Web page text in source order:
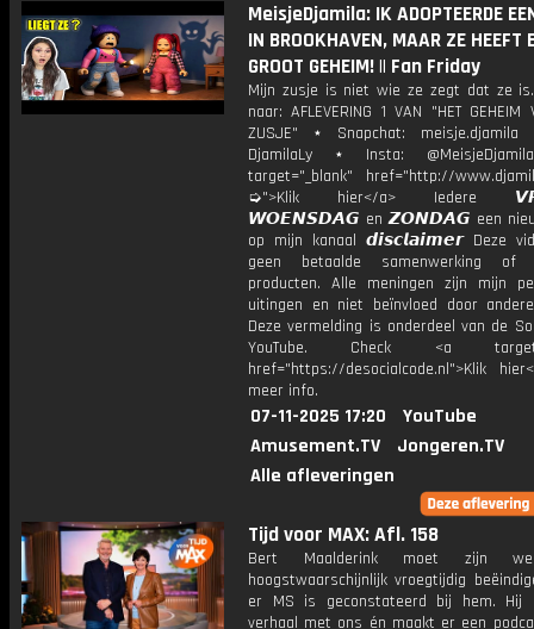
MeisjeDjamila: IK ADOPTEERDE
IN BROOKHAVEN, MAAR ZE HEEFT
GROOT GEHEIM! || Fan Friday
Mijn zusje is niet wie ze zegt dat ze
naar: AFLEVERING 1 VAN "HET GEHEIM
ZUSJE" ⋆ Snapchat: meisje.djamila
DjamilaLy ⋆ Insta:
target="_blank" href="http://
➭">Klik hier</a> Iedere
𝙒𝙊𝙀𝙉𝙎𝘿𝘼𝙂 en 𝙕𝙊𝙉𝘿𝘼𝙂 een
op mijn kanaal 𝙙𝙞𝙨𝙘𝙡𝙖𝙞𝙢𝙚𝙧 Deze
geen betaalde samenwerking of
producten. Alle meningen zijn mijn
uitingen en niet beïnvloed door
Deze vermelding is onderdeel van de
YouTube. Check <a
href="https://desocialcode.nl">Klik
meer info.
07-11-2025 17:20
YouTube
Amusement.TV
Jongeren.TV
Alle afleveringen
Tijd voor MAX: Afl. 158
Bert Maalderink moet zijn
hoogstwaarschijnlijk vroegtijdig
er MS is geconstateerd bij hem. Hij
verhaal met ons én maakt er een